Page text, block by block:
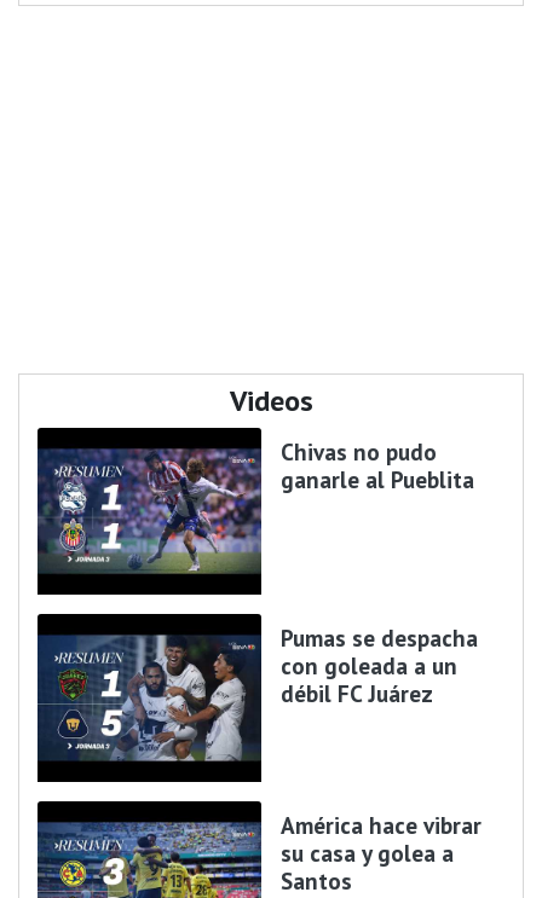
Videos
Chivas no pudo
ganarle al Pueblita
Pumas se despacha
con goleada a un
débil FC Juárez
América hace vibrar
su casa y golea a
Santos